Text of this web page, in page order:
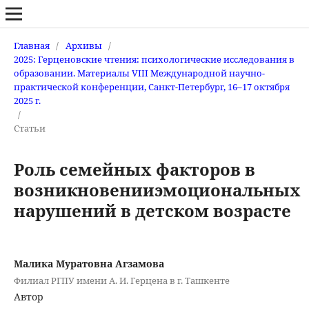
Главная / Архивы /
2025: Герценовские чтения: психологические исследования в
образовании. Материалы VIII Международной научно-
практической конференции, Санкт-Петербург, 16–17 октября
2025 г.
/
Статьи
Роль семейных факторов в
возникновенииэмоциональных
нарушений в детском возрасте
Малика Муратовна Агзамова
Филиал РГПУ имени А. И. Герцена в г. Ташкенте
Автор